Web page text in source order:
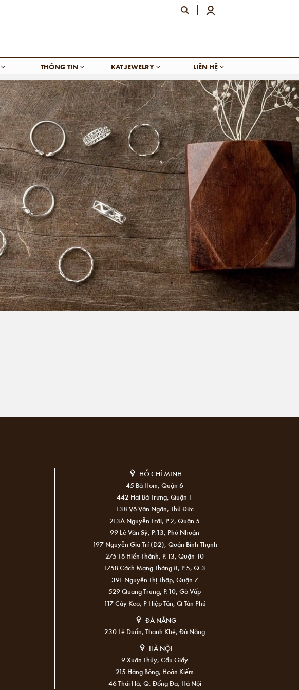
THÔNG TIN KAT JEWELRY LIÊN HỆ
HỒ CHÍ MINH
45 Bà Hom, Quận 6
442 Hai Bà Trưng, Quận 1
138 Võ Văn Ngân, Thủ Đức
213A Nguyễn Trãi, P.2, Quận 5
99 Lê Văn Sỹ, P.13, Phú Nhuận
197 Nguyễn Gia Trí (D2), Quận Bình Thạnh
275 Tô Hiến Thành, P.13, Quận 10
175B Cách Mạng Tháng 8, P.5, Q.3
391 Nguyễn Thị Thập, Quận 7
529 Quang Trung, P.10, Gò Vấp
117 Cây Keo, P Hiệp Tân, Q Tân Phú
ĐÀ NẴNG
230 Lê Duẩn, Thanh Khê, Đà Nẵng
HÀ NỘI
9 Xuân Thủy, Cầu Giấy
215 Hàng Bông, Hoàn Kiếm
46 Thái Hà, Q. Đống Đa, Hà Nội